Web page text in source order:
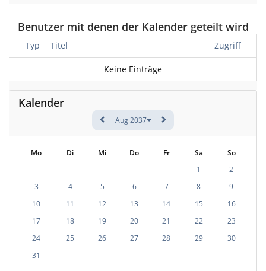
Benutzer mit denen der Kalender geteilt wird
Typ Titel Zugriff
Keine Einträge
Kalender
Aug 2037
Mo Di Mi Do Fr Sa
So
1
2
3
4 5 6 7 8
9
10
11 12 13 14 15
16
17
18 19 20 21 22
23
24
25 26 27 28 29
30
31